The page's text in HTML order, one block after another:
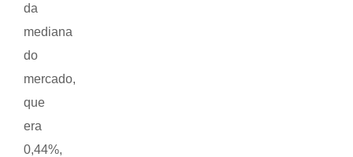
da
mediana
do
mercado,
que
era
0,44%,